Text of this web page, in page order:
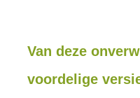
Van deze
voordelige